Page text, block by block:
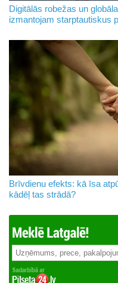
Digitālās robežas un
izmantojam starptautiskus
Brīvdienu efekts: kā īsa
kādēļ tas strādā?